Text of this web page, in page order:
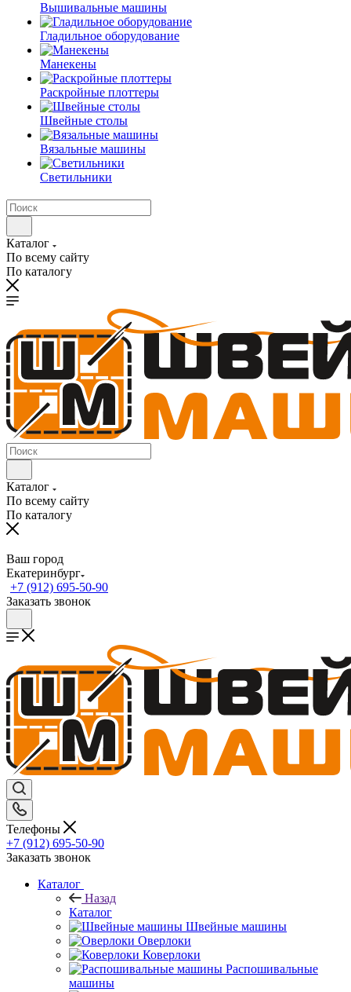
Вышивальные машины
Гладильное оборудование
Манекены
Раскройные плоттеры
Швейные столы
Вязальные машины
Светильники
Каталог
По всему сайту
По каталогу
Каталог
По всему сайту
По каталогу
Ваш город
Екатеринбург
+7 (912) 695-50-90
Заказать звонок
Телефоны
+7 (912) 695-50-90
Заказать звонок
Каталог
Назад
Каталог
Швейные машины
Оверлоки
Коверлоки
Распошивальные
машины